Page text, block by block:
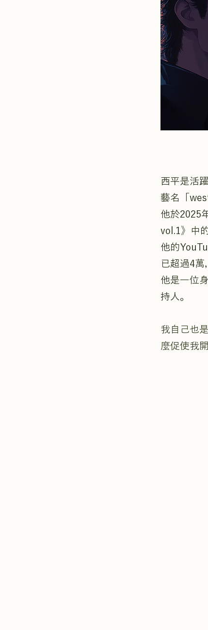
西平是活
藝名「
他於2025
vol.1》中
他的
已超過4萬
他是一位
持人。
我自己也
麼促使我